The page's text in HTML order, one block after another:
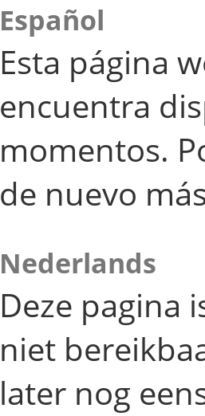
Español
Esta página
encuentra
momentos.
de nuevo
Nederlands
Deze pagina
niet
later nog